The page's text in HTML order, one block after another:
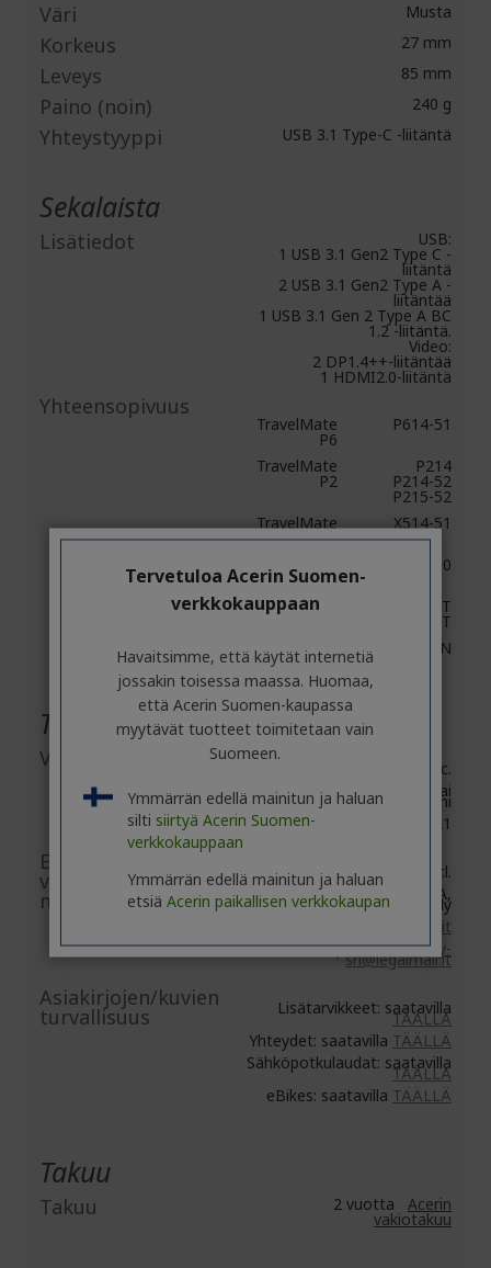
Väri Musta
Korkeus 27 mm
Leveys 85 mm
Paino (noin) 240 g
Yhteystyyppi USB 3.1 Type-C -liitäntä
Sekalaista
Lisätiedot USB:
1 USB 3.1 Gen2 Type C -
liitäntä
2 USB 3.1 Gen2 Type A -
liitäntää
1 USB 3.1 Gen 2 Type A BC
1.2 -liitäntä.
Video:
2 DP1.4++-liitäntää
1 HDMI2.0-liitäntä
Yhteensopivuus
TravelMate
P6
P614-51
TravelMate
P2
P214
P214-52
P215-52
TravelMate
X5
X514-51
TravelMate
X3
TMX3410
Swift 7
SF714-52T
SF714-51T
Spin 5
SP513-53N
Tuotteiden yleinen turvallisuus
Valmistajatiedot
Acer Inc.
8F, No. 88, Section 1, Xin Tai
5th Road, Xizhi
New Taipei City 221
EU-
vastuuhenkilö/EU-
maahantuoja
Acer Italy S.r.l.
Viale delle Industrie 1/A,
20044 Arese (MI), Italy
https://www.acer.com/it-it
Sähköposti:acer-italy-
srl@legalmail.it
Asiakirjojen/kuvien
turvallisuus Lisätarvikkeet: saatavilla
TÄÄLLÄ
Yhteydet: saatavilla TÄÄLLÄ
Sähköpotkulaudat: saatavilla
TÄÄLLÄ
eBikes: saatavilla TÄÄLLÄ
Takuu
Takuu 2 vuotta Acerin
vakiotakuu
Tervetuloa Acerin Suomen-
verkkokauppaan
Havaitsimme, että käytät internetiä
jossakin toisessa maassa. Huomaa,
että Acerin Suomen-kaupassa
myytävät tuotteet toimitetaan vain
Suomeen.
Ymmärrän edellä mainitun ja haluan
silti siirtyä Acerin Suomen-
verkkokauppaan
Ymmärrän edellä mainitun ja haluan
etsiä Acerin paikallisen verkkokaupan